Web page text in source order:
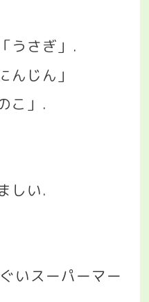
うさぎ」 .
んじん」
こ」 .
しい.
いスーパーマー